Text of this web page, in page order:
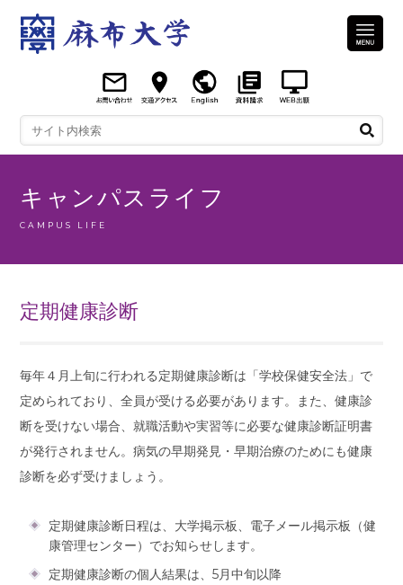
キャンパスライフ
CAMPUS LIFE
定期健康診断
毎年４月上旬に行われる定期健康診断は「学校保健安全法」で
定められており、全員が受ける必要があります。また、健康診
断を受けない場合、就職活動や実習等に必要な健康診断証明書
が発行されません。病気の早期発見・早期治療のためにも健康
診断を必ず受けましょう。
定期健康診断日程は、大学掲示板、電子メール掲示板（健
康管理センター）でお知らせします。
定期健康診断の個人結果は、5月中旬以降